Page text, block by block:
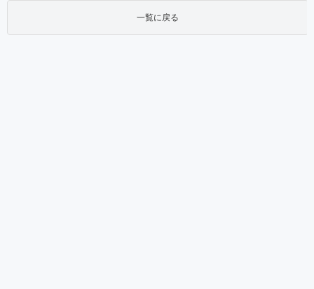
一覧に戻る